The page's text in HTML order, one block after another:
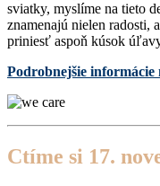
sviatky, myslíme na tieto
znamenajú nielen radosti,
priniesť aspoň kúsok
Podrobnejšie informácie
Ctíme si 17.